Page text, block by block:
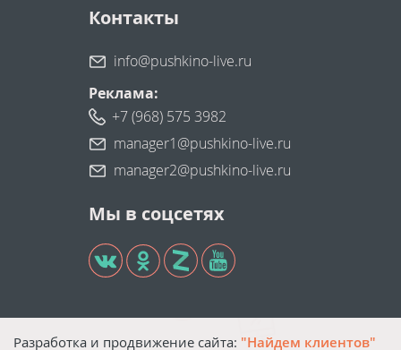
Контакты
info@pushkino-live.ru
Реклама:
+7 (968) 575 3982
manager1@pushkino-live.ru
manager2@pushkino-live.ru
Мы в соцсетях
Разработка и продвижение сайта: "Найдем клиентов"